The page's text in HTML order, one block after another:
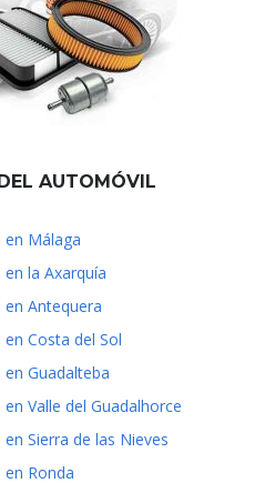
AUTOMÓVIL
Málaga
la Axarquía
Antequera
Costa del Sol
Guadalteba
Valle del Guadalhorce
Sierra de las Nieves
Ronda